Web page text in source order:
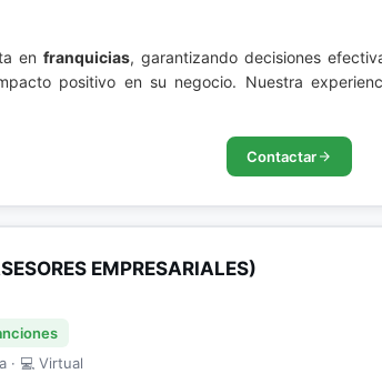
en franquicias, garantizando decisiones
positivo en su negocio. Nuestra
Contactar
EMPRESARIALES)
· 💻 Virtual